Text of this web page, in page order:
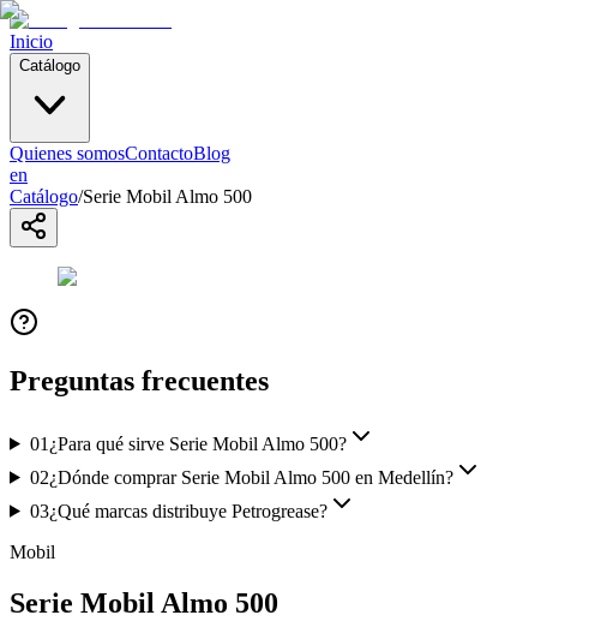
Inicio
Catálogo
Quienes somosContactoBlog
en
Catálogo/Serie Mobil Almo 500
Preguntas frecuentes
01 ¿Para qué sirve Serie Mobil Almo 500?
02¿Dónde comprar Serie Mobil Almo 500 en Medellín?
03¿Qué marcas distribuye Petrogrease?
Mobil
Serie Mobil Almo 500